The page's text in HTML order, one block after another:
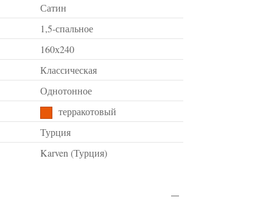
Сатин
1,5-спальное
160х240
Классическая
Однотонное
терракотовый
Турция
Karven (Турция)